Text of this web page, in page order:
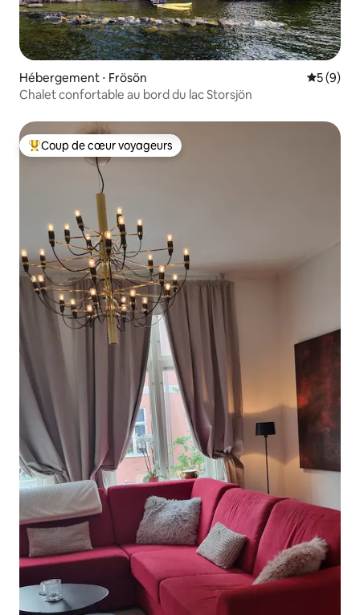
Hébergement ⋅ Frösön
5 (9)
Chalet confortable au bord du lac Storsjön
Coups de cœur voyageurs les plus appréciés
Coup de cœur voyageurs